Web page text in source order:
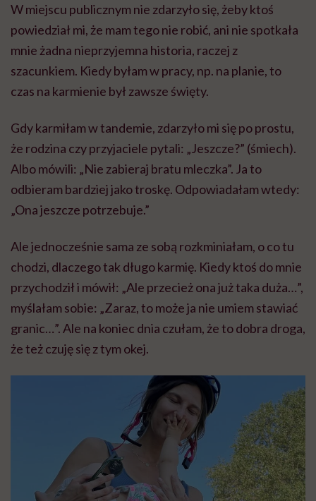
W miejscu publicznym nie zdarzyło się, żeby ktoś
powiedział mi, że mam tego nie robić, ani nie spotkała
mnie żadna nieprzyjemna historia, raczej z
szacunkiem. Kiedy byłam w pracy, np. na planie, to
czas na karmienie był zawsze święty.
Gdy karmiłam w tandemie, zdarzyło mi się po prostu,
że rodzina czy przyjaciele pytali: „Jeszcze?” (śmiech).
Albo mówili: „Nie zabieraj bratu mleczka”. Ja to
odbieram bardziej jako troskę. Odpowiadałam wtedy:
„Ona jeszcze potrzebuje.”
Ale jednocześnie sama ze sobą rozkminiałam, o co tu
chodzi, dlaczego tak długo karmię. Kiedy ktoś do mnie
przychodził i mówił: „Ale przecież ona już taka duża…”,
myślałam sobie: „Zaraz, to może ja nie umiem stawiać
granic…”. Ale na koniec dnia czułam, że to dobra droga,
że też czuję się z tym okej.